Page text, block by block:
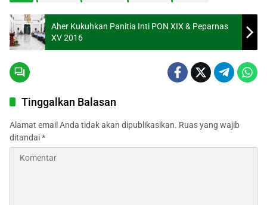
Aher Kukuhkan Panitia Inti PON XIX & Peparnas
XV 2016
Tinggalkan Balasan
Alamat email Anda tidak akan dipublikasikan. Ruas yang wajib
ditandai*